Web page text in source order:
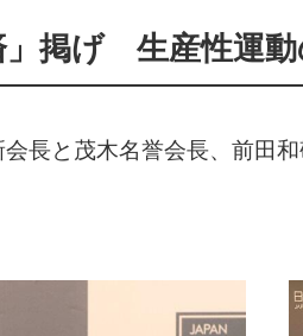
掲げ 生産性運動
長と茂木名誉会長、前田和